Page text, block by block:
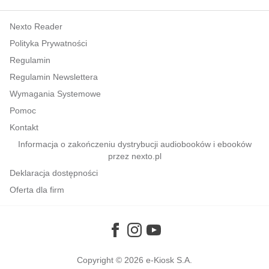
polityka, społeczno-informacyjne
psychologiczne
inne
popularno-naukowe
historia
Nexto Reader
Polityka Prywatności
Regulamin
Regulamin Newslettera
Wymagania Systemowe
Pomoc
Kontakt
Informacja o zakończeniu dystrybucji audiobooków i ebooków
przez nexto.pl
Deklaracja dostępności
Oferta dla firm
Copyright © 2026 e-Kiosk S.A.